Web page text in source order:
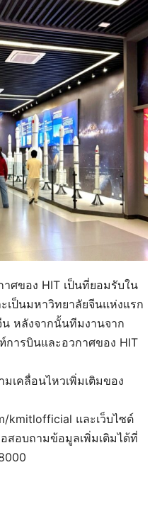
ศของ HIT เป็นที่ยอมรับใน
เป็นมหาวิทยาลัยจีนแห่งแรก
หลังจากนั้นทีมงานจาก
ารบินและอวกาศของ HIT
เคลื่อนไหวเพิ่มเติมของ
kmitlofficial และเว็บไซต์
สอบถามข้อมูลเพิ่มเติมได้ที่